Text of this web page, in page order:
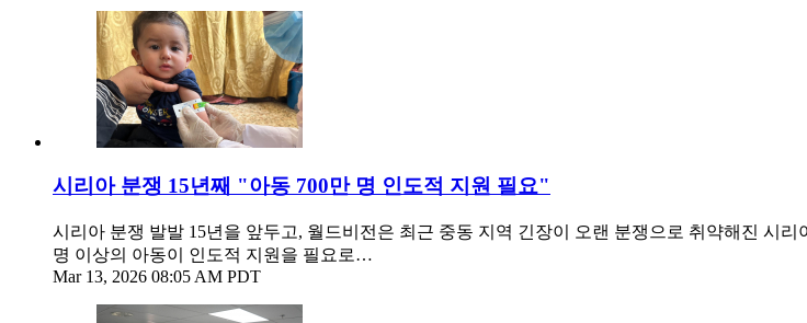
시리아 분쟁 15년째 "아동 700만 명 인도적 지원 필요"
시리아 분쟁 발발 15년을 앞두고, 월드비전은 최근 중동 지역 긴장이 오랜 분쟁으로 취약해진 시
명 이상의 아동이 인도적 지원을 필요로…
Mar 13, 2026 08:05 AM PDT